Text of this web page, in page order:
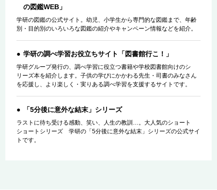
の図鑑WEB」
学研の図鑑の公式サイト。幼児、小学生から専門的な図鑑まで、年齢
別・目的別のいろいろな図鑑の紹介やキャンペーン情報などを紹介。
学研の調べ学習お役立ちサイト「図書館行こ！」
学研グループ発行の、調べ学習に役立つ書籍や学校図書館向けのシ
リーズ本を紹介します。子供の学びにかかわる先生・司書のみなさん
を応援し、より楽しく・実りある調べ学習を支援するサイトです。
「5分後に意外な結末」シリーズ
ラストに待ち受ける感動、笑い、人生の教訓…。大人気のショート
ショートシリーズ 学研の「5分後に意外な結末」シリーズの公式サイ
トです。